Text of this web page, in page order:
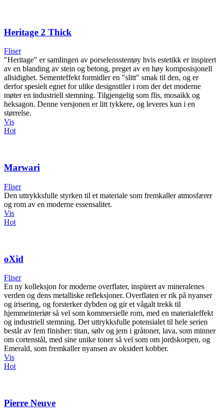
Heritage 2 Thick
Fliser
"Heritage" er samlingen av porselensstentøy hvis estetikk er inspirert
av en blanding av stein og betong, preget av en høy komposisjonell
allsidighet. Sementeffekt formidler en "slitt" smak til den, og er
derfor spesielt egnet for ulike designstiler i rom der det moderne
møter en industriell stemning. Tilgjengelig som flis, mosaikk og
heksagon. Denne versjonen er litt tykkere, og leveres kun i en
størrelse.
Vis
Hot
Marwari
Fliser
Den uttrykksfulle styrken til et materiale som fremkaller atmosfærer
og rom av en moderne essensalitet.
Vis
Hot
oXid
Fliser
En ny kolleksjon for moderne overflater, inspirert av mineralenes
verden og dens metalliske refleksjoner. Overflaten er rik på nyanser
og irisering, og forsterker dybden og gir et vågalt trekk til
hjemmeinteriør så vel som kommersielle rom, med en materialeffekt
og industriell stemning. Det uttrykksfulle potensialet til hele serien
består av fem finisher: titan, sølv og jern i gråtoner, lava, som minner
om cortenstål, med sine unike toner så vel som om jordskorpen, og
Emerald, som fremkaller nyansen av oksidert kobber.
Vis
Hot
Pierre Neuve